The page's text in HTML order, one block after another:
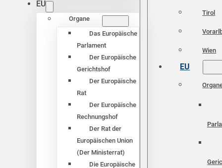
EU
Organe
Das Europäische
Parlament
Der Europäische
Gerichtshof
Der Europäische
Rat
Der Europäische
Rechnungshof
Der Rat der
Europäischen Union
(Der Ministerrat)
Die Europäische
Tirol
Wien
EU